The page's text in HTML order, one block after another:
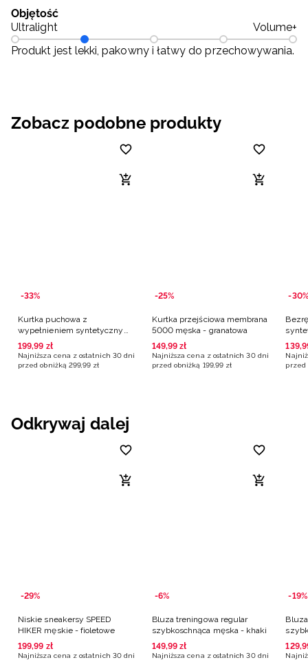
Objętość
Ultralight
Volume+
Produkt jest lekki, pakowny i łatwy do przechowywania.
Zobacz podobne produkty
-33%
Kurtka puchowa z
wypełnieniem syntetycznym
męska - granatowa
199,99 zł
Najniższa cena z ostatnich 30 dni
przed obniżką 299,99 zł
-25%
Kurtka przejściowa membrana
5000 męska - granatowa
149,99 zł
Najniższa cena z ostatnich 30 dni
przed obniżką 199,99 zł
-30%
139,
przed
Odkrywaj dalej
-29%
Niskie sneakersy SPEED
HIKER męskie - fioletowe
199,99 zł
Najniższa cena z ostatnich 30 dni
-6%
Bluza treningowa regular
szybkoschnąca męska - khaki
149,99 zł
Najniższa cena z ostatnich 30 dni
-19%
129,